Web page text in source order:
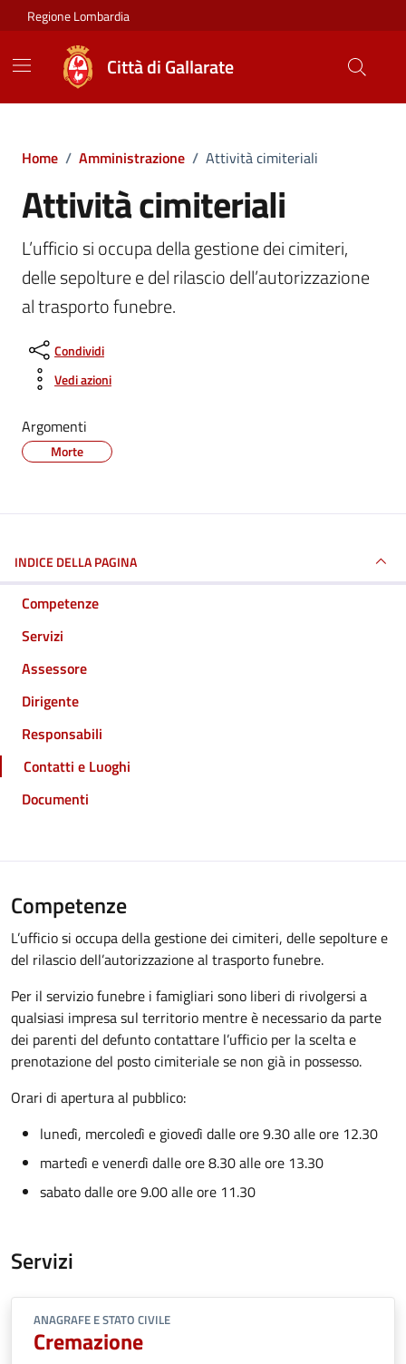
Vai ai contenuti
Vai al footer
Regione Lombardia
Città di Gallarate
Home / Amministrazione / Attività cimiteriali
Attività cimiteriali
L’ufficio si occupa della gestione dei cimiteri,
delle sepolture e del rilascio dell’autorizzazione
al trasporto funebre.
Condividi
Vedi azioni
Argomenti
Morte
INDICE DELLA PAGINA
Competenze
Servizi
Assessore
Dirigente
Responsabili
Contatti e Luoghi
Documenti
Competenze
L’ufficio si occupa della gestione dei cimiteri, delle sepolture e
del rilascio dell’autorizzazione al trasporto funebre.
Per il servizio funebre i famigliari sono liberi di rivolgersi a
qualsiasi impresa sul territorio mentre è necessario da parte
dei parenti del defunto contattare l’ufficio per la scelta e
prenotazione del posto cimiteriale se non già in possesso.
Orari di apertura al pubblico:
lunedì, mercoledì e giovedì dalle ore 9.30 alle ore 12.30
martedì e venerdì dalle ore 8.30 alle ore 13.30
sabato dalle ore 9.00 alle ore 11.30
Servizi
ANAGRAFE E STATO CIVILE
Cremazione